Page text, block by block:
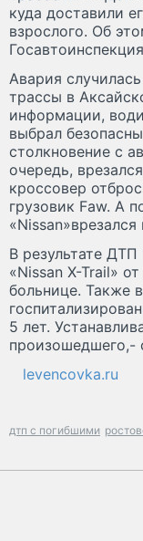
куда доставили
взрослого. Об
Авария
трассы в
информации,
выбрал
столкновение с
очередь,
кроссовер
грузовик Faw. А
«Nissan»врезался
В результате
«Nissan X-Trail»
больнице. Также
5 лет.
произошедшего,-
levencovka.ru
дтп с погибшими